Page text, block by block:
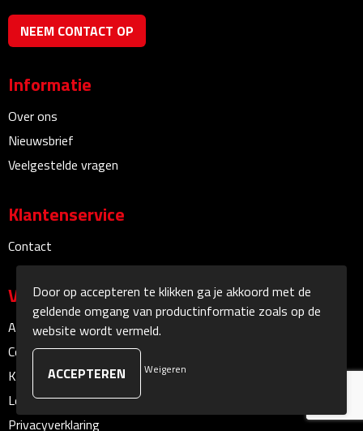
Ondergoed & Sokken
Caps, Hoeden & Mutsen
Caps
Hoeden
Mutsen
Oorwarmers
Zonnekleppen
Handschoenen & Sjaals
NEEM CONTACT OP
Informatie
Over ons
Nieuwsbrief
Veelgestelde vragen
Klantenservice
Contact
Veilig winkelen
Algemene voorwaarden
Cookieverklaring
Klachtenprocedure
Leveringsvoorwaarden
Privacyverklaring
Door op accepteren te klikken ga je akkoord met de
geldende omgang van productinformatie zoals op de
website wordt vermeld.
Weigeren